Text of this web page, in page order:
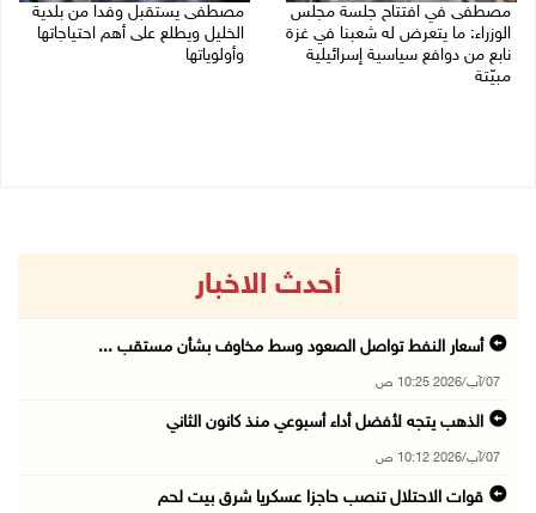
مصطفى في افتتاح جلسة مجلس
الوزراء: ما يتعرض له شعبنا في غزة
نابع من دوافع سياسية إسرائيلية
مبيّتة
مصطفى يستقبل وفدا من بلدية
الخليل ويطلع على أهم احتياجاتها
وأولوياتها
أحدث الاخبار
أسعار النفط تواصل الصعود وسط مخاوف بشأن مستقب ...
07/آب/2026 10:25 ص
الذهب يتجه لأفضل أداء أسبوعي منذ كانون الثاني
07/آب/2026 10:12 ص
قوات الاحتلال تنصب حاجزا عسكريا شرق بيت لحم